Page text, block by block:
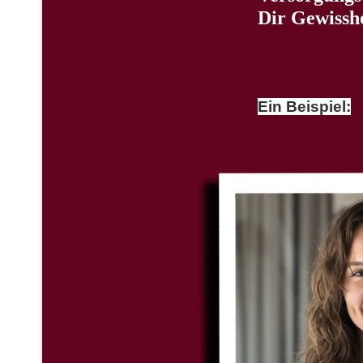
Dir
Ein Beispiel: